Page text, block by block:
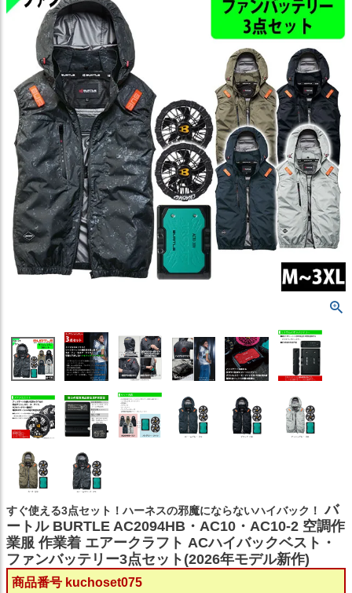
すぐ使える3点セット！ハーネスの邪魔にならないハイバック！
バ
ートル BURTLE AC2094HB・AC10・AC10-2 空調作
業服 作業着 エアークラフト ACハイバックベスト・
ファンバッテリー3点セット(2026年モデル新作)
商品番号 kuchoset075